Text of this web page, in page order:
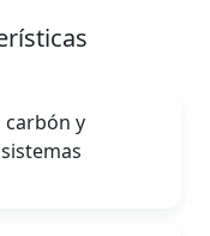
carbón y